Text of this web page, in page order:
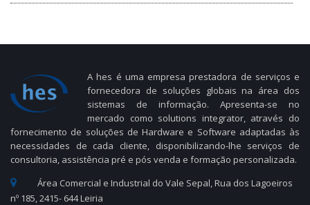
A hes é uma empresa prestadora de serviços e
fornecedora de soluções globais na área dos
sistemas de informação. Apresenta-se no
mercado como solutions integrator, através do
fornecimento de soluções de Hardware e Software adaptadas às
necessidades de cada cliente, disponibilizando-lhe serviços de
consultoria, assistência pré e pós venda e formação personalizada.
Área Comercial e Industrial do Vale Sepal, Rua dos Lagoeiros
nº 185, 2415- 644 Leiria